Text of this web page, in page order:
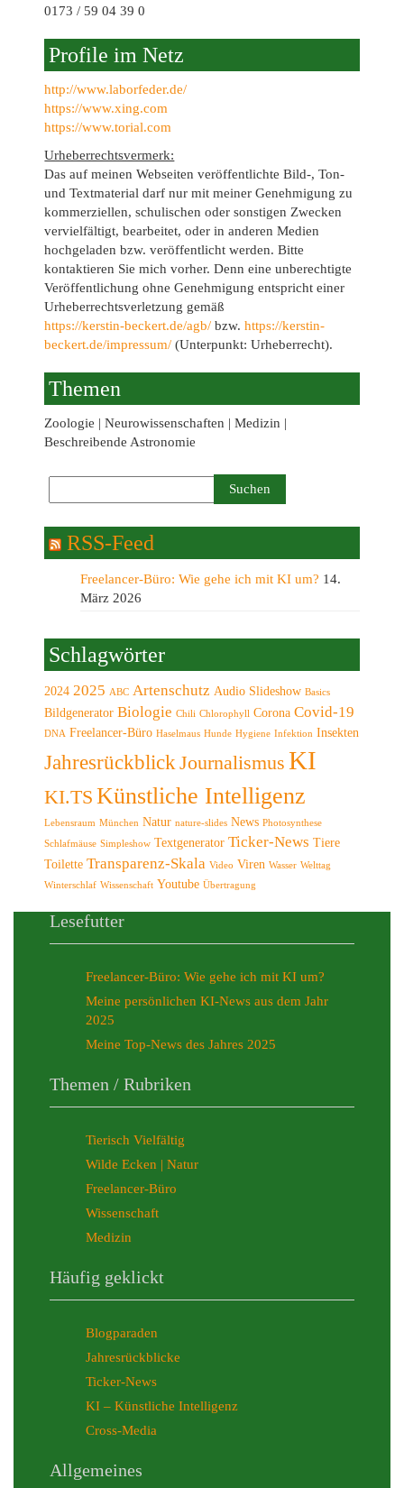
0173 / 59 04 39 0
Profile im Netz
http://www.laborfeder.de/
https://www.xing.com
https://www.torial.com
Urheberrechtsvermerk:
Das auf meinen Webseiten veröffentlichte Bild-, Ton-
und Textmaterial darf nur mit meiner Genehmigung zu
kommerziellen, schulischen oder sonstigen Zwecken
vervielfältigt, bearbeitet, oder in anderen Medien
hochgeladen bzw. veröffentlicht werden. Bitte
kontaktieren Sie mich vorher. Denn eine unberechtigte
Veröffentlichung ohne Genehmigung entspricht einer
Urheberrechtsverletzung gemäß
https://kerstin-beckert.de/agb/ bzw.https://kerstin-
beckert.de/impressum/ (Unterpunkt: Urheberrecht).
Themen
Zoologie | Neurowissenschaften | Medizin |
Beschreibende Astronomie
RSS-Feed
Freelancer-Büro: Wie gehe ich mit KI um? 14.
März 2026
Schlagwörter
2024 2025 ABC Artenschutz Audio Slideshow Basics
Bildgenerator Biologie Chili Chlorophyll Corona Covid-19
DNA Freelancer-Büro Haselmaus Hunde Hygiene Infektion Insekten
Jahresrückblick Journalismus KI
KI.TS Künstliche Intelligenz
Lebensraum München Natur nature-slides News Photosynthese
Schlafmäuse Simpleshow Textgenerator Ticker-News Tiere
Toilette Transparenz-Skala Video Viren Wasser Welttag
Winterschlaf Wissenschaft Youtube Übertragung
Lesefutter
Freelancer-Büro: Wie gehe ich mit KI um?
Meine persönlichen KI-News aus dem Jahr
2025
Meine Top-News des Jahres 2025
Themen / Rubriken
Tierisch Vielfältig
Wilde Ecken | Natur
Freelancer-Büro
Wissenschaft
Medizin
Häufig geklickt
Blogparaden
Jahresrückblicke
Ticker-News
KI – Künstliche Intelligenz
Cross-Media
Allgemeines